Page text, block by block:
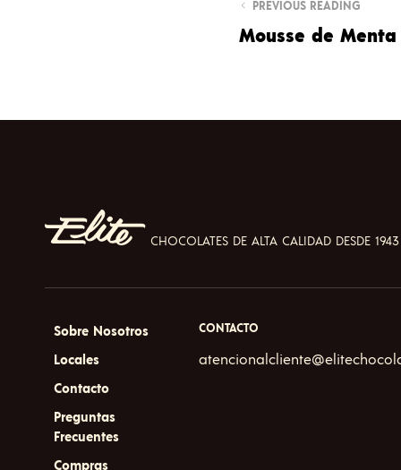
PREVIOUS READING
Mousse de Menta
CHOCOLATES DE ALTA CALIDAD DESDE 1943
Sobre Nosotros
Locales
Contacto
Preguntas
Frecuentes
Compras
CONTACTO